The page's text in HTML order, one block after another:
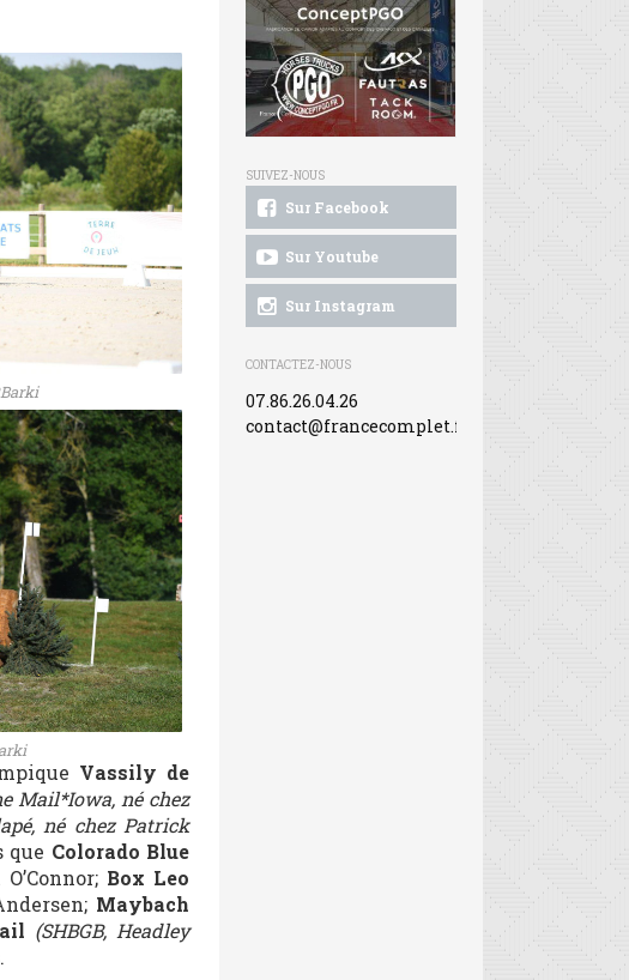
Vassily de
Mail*Iowa, né chez
né chez Patrick
que Colorado Blue
Box Leo
Maybach
(SHBGB, Headley
SUIVEZ-NOUS
Sur Facebook
Sur Youtube
Sur Instagram
CONTACTEZ-NOUS
07.86.26.04.26
contact@francecomplet.fr